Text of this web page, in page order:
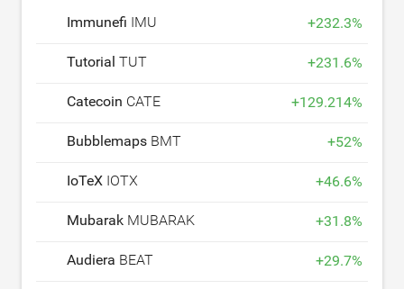
Immunefi IMU +232.3%
Tutorial TUT +231.6%
Catecoin CATE +129.214%
Bubblemaps BMT +52%
IoTeX IOTX +46.6%
Mubarak MUBARAK +31.8%
Audiera BEAT +29.7%